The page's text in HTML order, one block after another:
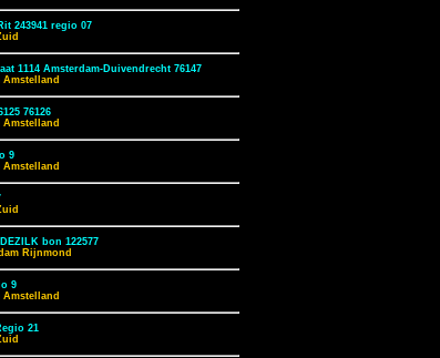
243941 regio 07
1114 Amsterdam-Duivendrecht 76147
76126
9
bon 122577
Rijnmond
9
21